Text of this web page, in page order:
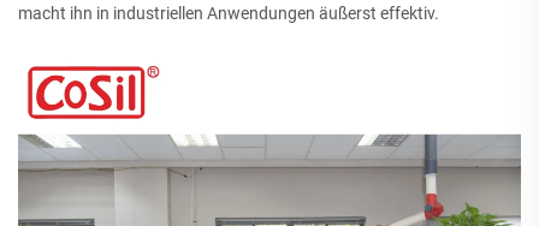
macht ihn in industriellen Anwendungen äußerst effektiv.